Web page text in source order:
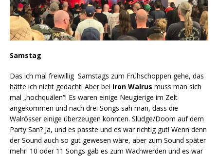
Samstag
Das ich mal freiwillig Samstags zum Frühschoppen gehe, das
hätte ich nicht gedacht! Aber bei Iron Walrus muss man sich
mal „hochquälen“! Es waren einige Neugierige im Zelt
angekommen und nach drei Songs sah man, dass die
Walrösser einige überzeugen konnten. Sludge/Doom auf dem
Party San? Ja, und es passte und es war richtig gut! Wenn denn
der Sound auch so gut gewesen wäre, aber zum Sound später
mehr! 10 oder 11 Songs gab es zum Wachwerden und es war